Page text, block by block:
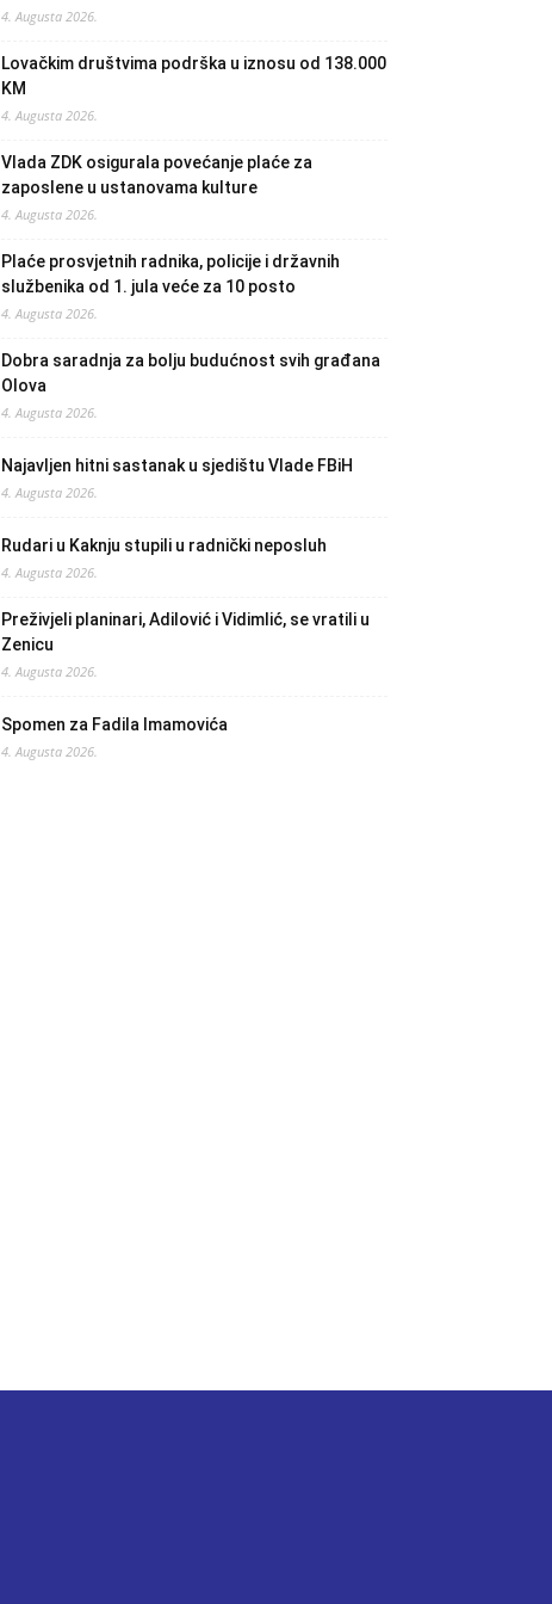
4. Augusta 2026.
Lovačkim društvima podrška u iznosu od 138.000
KM
4. Augusta 2026.
Vlada ZDK osigurala povećanje plaće za
zaposlene u ustanovama kulture
4. Augusta 2026.
Plaće prosvjetnih radnika, policije i državnih
službenika od 1. jula veće za 10 posto
4. Augusta 2026.
Dobra saradnja za bolju budućnost svih građana
Olova
4. Augusta 2026.
Najavljen hitni sastanak u sjedištu Vlade FBiH
4. Augusta 2026.
Rudari u Kaknju stupili u radnički neposluh
4. Augusta 2026.
Preživjeli planinari, Adilović i Vidimlić, se vratili u
Zenicu
4. Augusta 2026.
Spomen za Fadila Imamovića
4. Augusta 2026.